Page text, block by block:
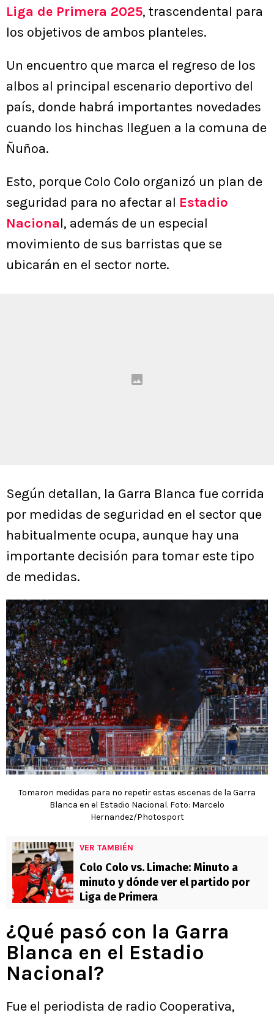
Liga de Primera 2025, trascendental para
los objetivos de ambos planteles.
Un encuentro que marca el regreso de los
albos al principal escenario deportivo del
país, donde habrá importantes novedades
cuando los hinchas lleguen a la comuna de
Ñuñoa.
Esto, porque Colo Colo organizó un plan de
seguridad para no afectar al Estadio
Nacional, además de un especial
movimiento de sus barristas que se
ubicarán en el sector norte.
Según detallan, la Garra Blanca fue corrida
por medidas de seguridad en el sector que
habitualmente ocupa, aunque hay una
importante decisión para tomar este tipo
de medidas.
Tomaron medidas para no repetir estas escenas de la Garra
Blanca en el Estadio Nacional. Foto: Marcelo
Hernandez/Photosport
VER TAMBIÉN
Colo Colo vs. Limache: Minuto a
minuto y dónde ver el partido por
Liga de Primera
¿Qué pasó con la Garra
Blanca en el Estadio
Nacional?
Fue el periodista de radio Cooperativa,